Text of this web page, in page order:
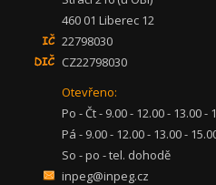
460 01 Liberec 12
22798030
CZ22798030
Otevřeno:
Po - Čt - 9.00 - 12.00 - 13.00 -
Pá - 9.00 - 12.00 - 13.00 -
So - po - tel. dohodě
inpeg@inpeg.cz